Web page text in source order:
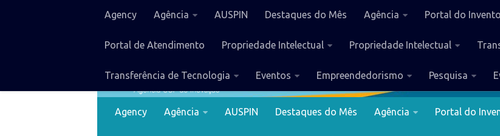
Agency Agência AUSPIN Destaques do Mês Agência Portal do
Portal de Atendimento Propriedade Intelectual Propriedade Intelectual
Transferência de Tecnologia Eventos Empreendedorismo Pesquisa
Agency Agência AUSPIN Destaques do Mês Agência Portal do